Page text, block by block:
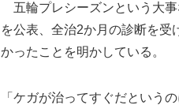
五輪プレシーズンという大事
を公表、全治2か月の診断を受
かったことを明かしている。
「ケガが治ってすぐだという